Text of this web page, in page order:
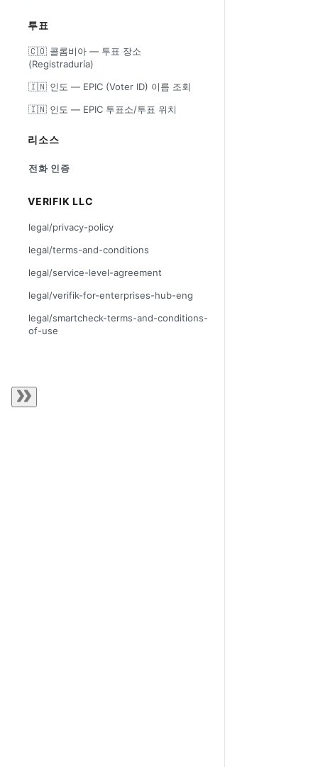
투표
🇨🇴 콜롬비아 — 투표 장소
(Registraduría)
🇮🇳 인도 — EPIC (Voter ID) 이름 조회
🇮🇳 인도 — EPIC 투표소/투표 위치
리소스
전화 인증
VERIFIK LLC
legal/privacy-policy
legal/terms-and-conditions
legal/service-level-agreement
legal/verifik-for-enterprises-hub-eng
legal/smartcheck-terms-and-conditions-
of-use